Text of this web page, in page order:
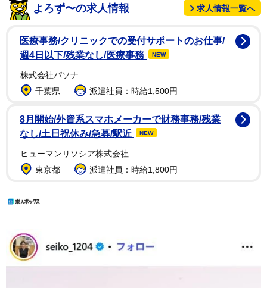
よろず〜の求人情報 求人情報一覧へ
医療事務/クリニックでの受付サポートのお仕事/
週4日以下/残業なし/医療事務
NEW
株式会社パソナ
千葉県
派遣社員：時給1,500円
8月開始/外資系スマホメーカーで財務事務/残業
なし/土日祝休み/急募/駅近
NEW
ヒューマンリソシア株式会社
東京都
派遣社員：時給1,800円